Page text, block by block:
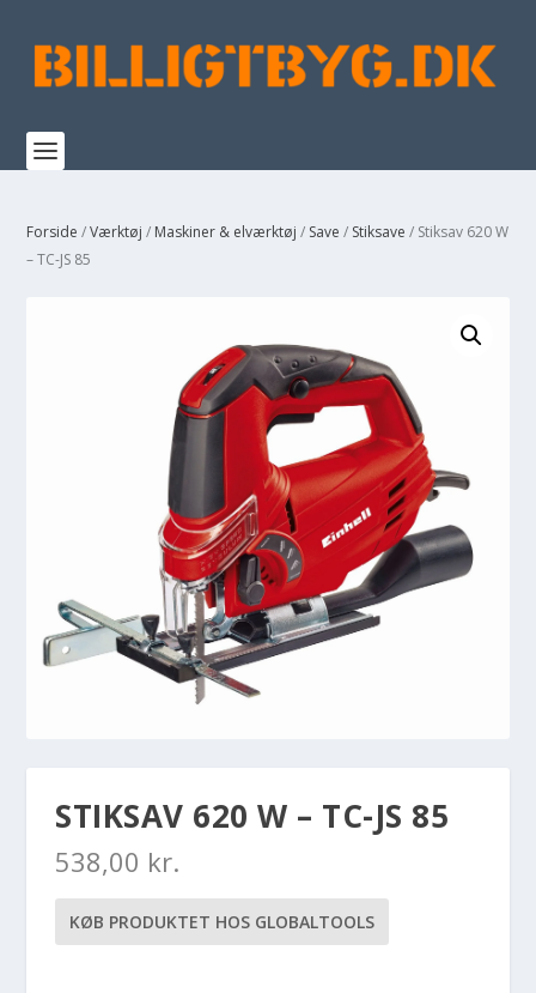
Forside /Værktøj / Maskiner & elværktøj / Save / Stiksave / Stiksav 620 W
– TC-JS 85
STIKSAV 620 W – TC-JS 85
538,00 kr.
KØB PRODUKTET HOS GLOBALTOOLS